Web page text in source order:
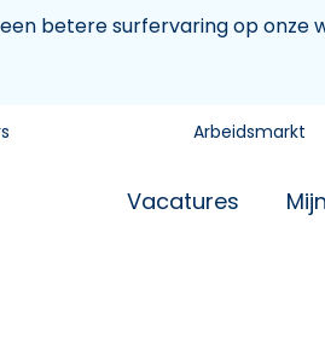
betere surfervaring op onze
Arbeidsmarkt
Vacatures